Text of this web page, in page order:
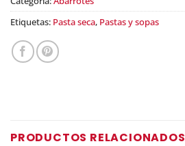
Etiquetas: Pasta seca, Pastas y sopas
PRODUCTOS RELACIONADOS